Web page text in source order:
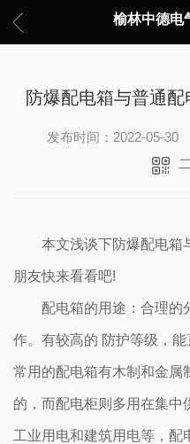
榆林中德电
防爆配电箱与普通
发布时间：2022-05-30
本文浅谈下防爆配电箱
朋友快来看看吧!
配电箱的用途：合理的
作。有较高的 防护等级，能
常用的配电箱有木制和金属
的，而配电柜则多用在集中
工业用电和建筑用电等，配